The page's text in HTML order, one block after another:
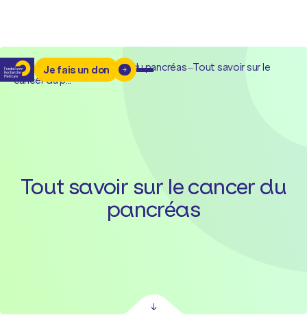
Je fais un don
Accueil–Cancers –Cancer du pancréas–Tout savoir sur le
cancer du p...
Tout savoir sur le cancer du
pancréas